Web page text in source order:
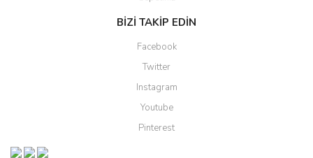
BİZİ TAKİP EDİN
Facebook
Twitter
Instagram
Youtube
Pinterest